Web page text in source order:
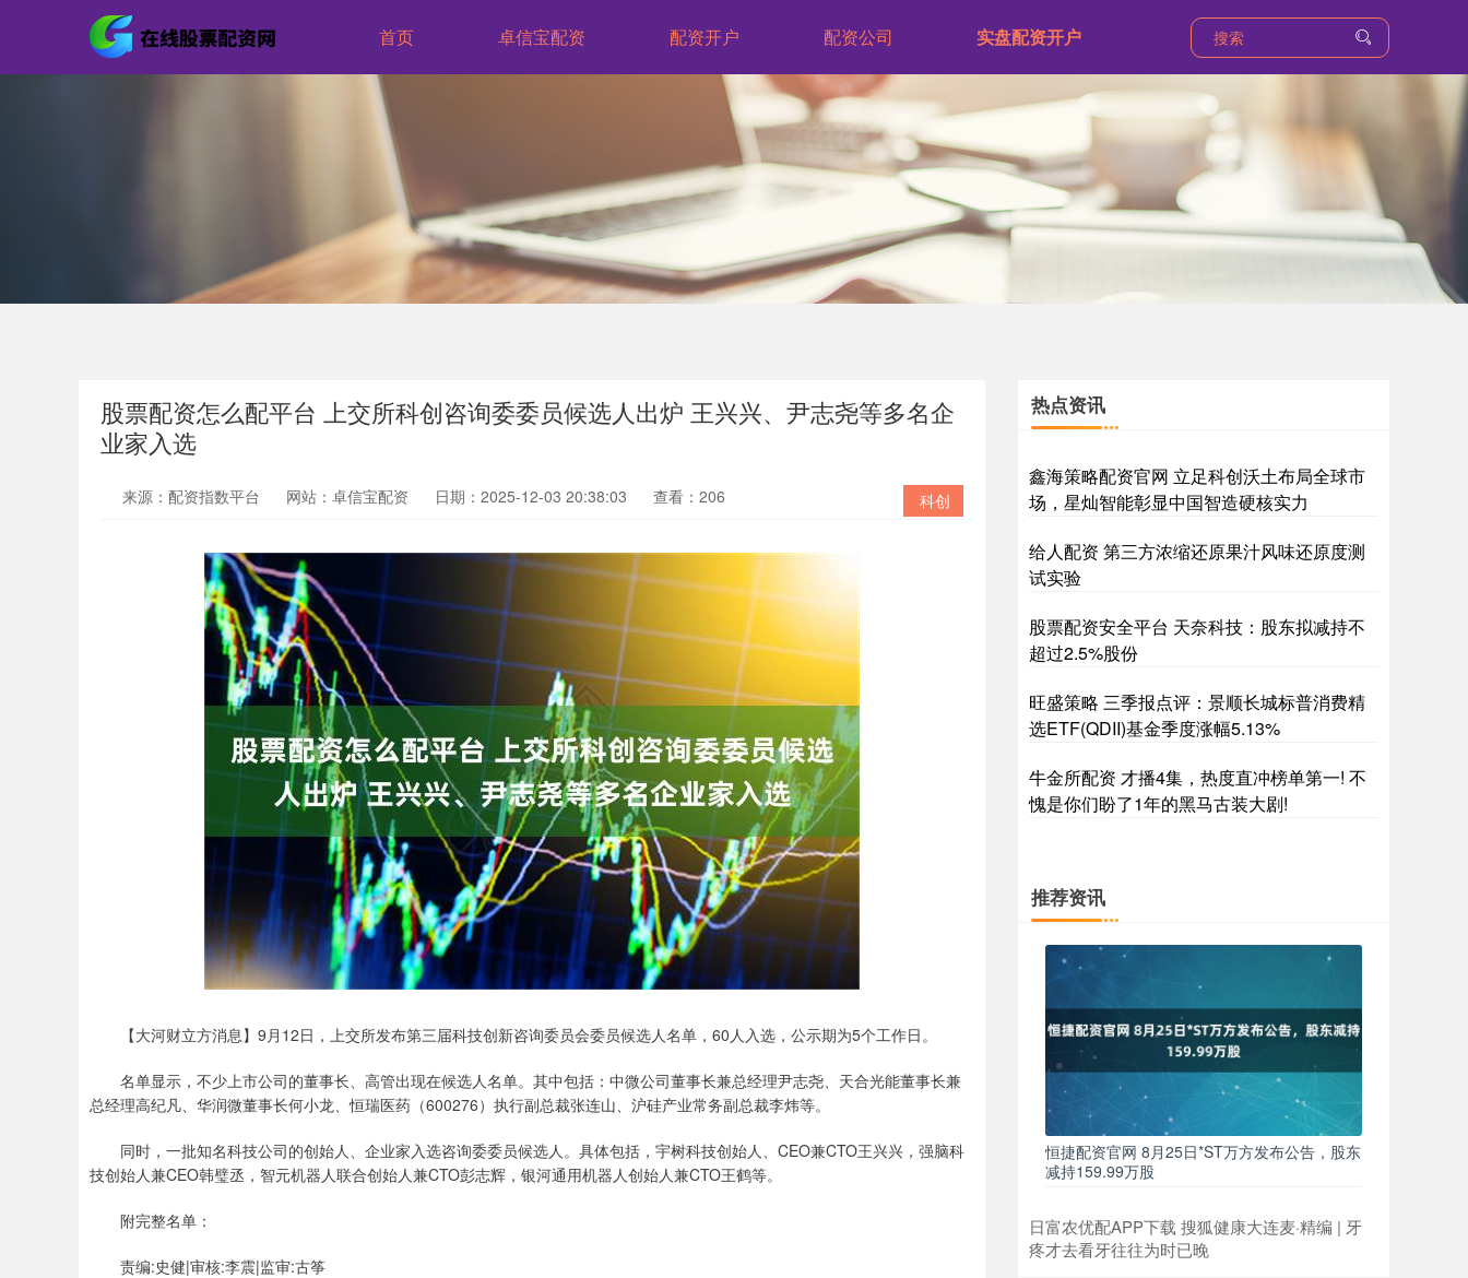
首页 卓信宝配资 配资开户 配资公司 实盘配资开户
股票配资怎么配平台 上交所科创咨询委委员候选人出炉 王兴兴、尹志尧等多名企
业家入选
科创
来源：配资指数平台 网站：卓信宝配资 日期：2025-12-03 20:38:03 查看：206
【大河财立方消息】9月12日，上交所发布第三届科技创新咨询委员会委员候选人名单，60人入选，公示期为5个工作日。
名单显示，不少上市公司的董事长、高管出现在候选人名单。其中包括：中微公司董事长兼总经理尹志尧、天合光能董事长兼
总经理高纪凡、华润微董事长何小龙、恒瑞医药（600276）执行副总裁张连山、沪硅产业常务副总裁李炜等。
同时，一批知名科技公司的创始人、企业家入选咨询委委员候选人。具体包括，宇树科技创始人、CEO兼CTO王兴兴，强脑科
技创始人兼CEO韩璧丞，智元机器人联合创始人兼CTO彭志辉，银河通用机器人创始人兼CTO王鹤等。
附完整名单：
责编:史健|审核:李震|监审:古筝
热点资讯
鑫海策略配资官网 立足科创沃土布局全球市
场，星灿智能彰显中国智造硬核实力
给人配资 第三方浓缩还原果汁风味还原度测
试实验
股票配资安全平台 天奈科技：股东拟减持不
超过2.5%股份
旺盛策略 三季报点评：景顺长城标普消费精
选ETF(QDII)基金季度涨幅5.13%
牛金所配资 才播4集，热度直冲榜单第一! 不
愧是你们盼了1年的黑马古装大剧!
推荐资讯
恒捷配资官网 8月25日*ST万方发布公告，股东
减持159.99万股
日富农优配APP下载 搜狐健康大连麦·精编 | 牙
疼才去看牙往往为时已晚